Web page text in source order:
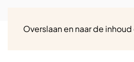
Overslaan en naar de